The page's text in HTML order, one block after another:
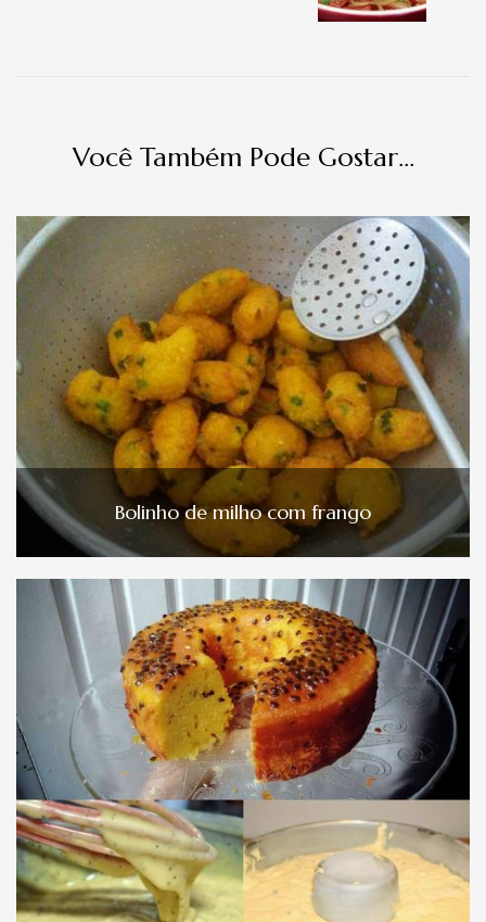
Você Também Pode Gostar...
Bolinho de milho com frango